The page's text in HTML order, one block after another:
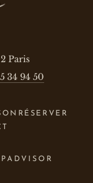
Paris
34 94 50
RÉSERVER